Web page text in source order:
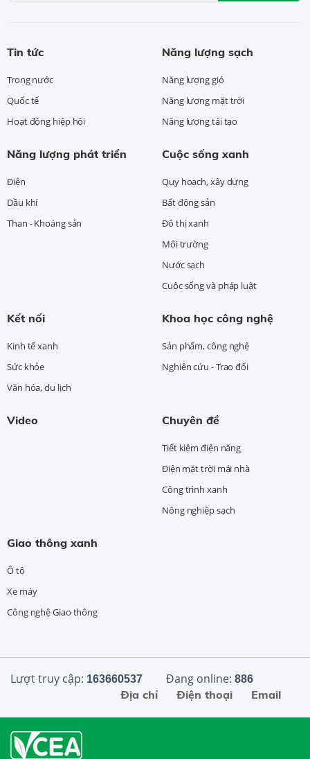
Tin tức
Trong nước
Quốc tế
Hoạt động hiệp hội
Năng lượng sạch
Năng lượng gió
Năng lượng mặt trời
Năng lượng tái tạo
Năng lượng phát triển
Điện
Dầu khí
Than - Khoáng sản
Cuộc sống xanh
Quy hoạch, xây dựng
Bất động sản
Đô thị xanh
Môi trường
Nước sạch
Cuộc sống và pháp luật
Kết nối
Kinh tế xanh
Sức khỏe
Văn hóa, du lịch
Khoa học công nghệ
Sản phẩm, công nghệ
Nghiên cứu - Trao đổi
Video Chuyên đề
Tiết kiệm điện năng
Điện mặt trời mái nhà
Công trình xanh
Nông nghiệp sạch
Giao thông xanh
Ô tô
Xe máy
Công nghệ Giao thông
Lượt truy cập: 163660537 Đang online: 886
Email
Điện thoại
Địa chỉ